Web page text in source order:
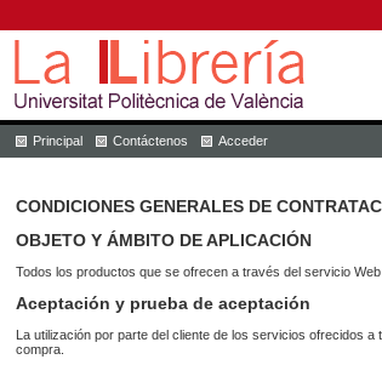
Principal Contáctenos Acceder
CONDICIONES GENERALES DE
OBJETO Y ÁMBITO DE APLICACIÓN
Todos los productos que se ofrecen a través del servicio
Aceptación y prueba de aceptación
La utilización por parte del cliente de los servicios ofrecidos
compra.